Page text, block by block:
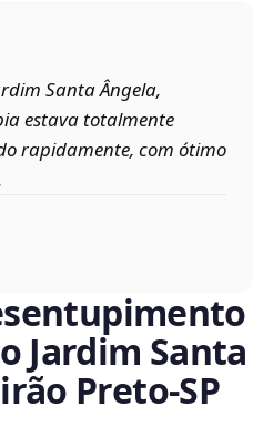
Santa Ângela,
estava totalmente
rapidamente, com ótimo
Jardim Santa
Preto‑SP